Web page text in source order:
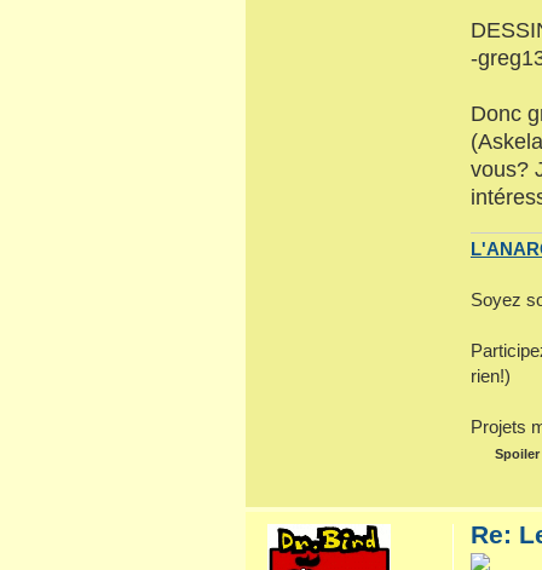
-
Donc
vous?
Soyez
rien!)
Projets
Spoiler
Re: